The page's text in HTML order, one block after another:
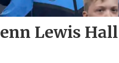
Lewis Hall